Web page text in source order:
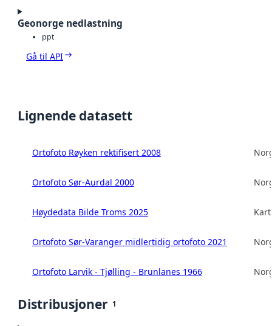
Geonorge nedlastning
ppt
Gå til API
Lignende datasett
Ortofoto Røyken rektifisert 2008
Ortofoto Sør-Aurdal 2000
Høydedata Bilde Troms 2025
Ortofoto Sør-Varanger midlertidig ortofoto 2021
Ortofoto Larvik - Tjølling - Brunlanes 1966
Distribusjoner 1